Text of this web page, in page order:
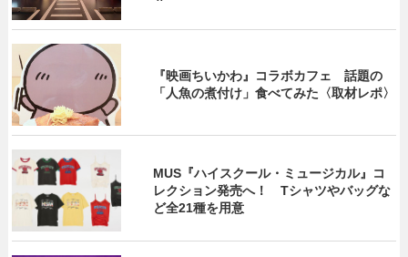
『映画ちいかわ』コラボカフェ 話題の
「人魚の煮付け」食べてみた〈取材レポ〉
MUS『ハイスクール・ミュージカル』コ
レクション発売へ！ Tシャツやバッグな
ど全21種を用意